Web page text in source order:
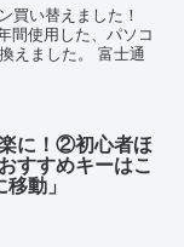
買い替えました！
間使用した、パソコ
えました。 富士通
に！②初心者ほ
すすめキーはこ
動」